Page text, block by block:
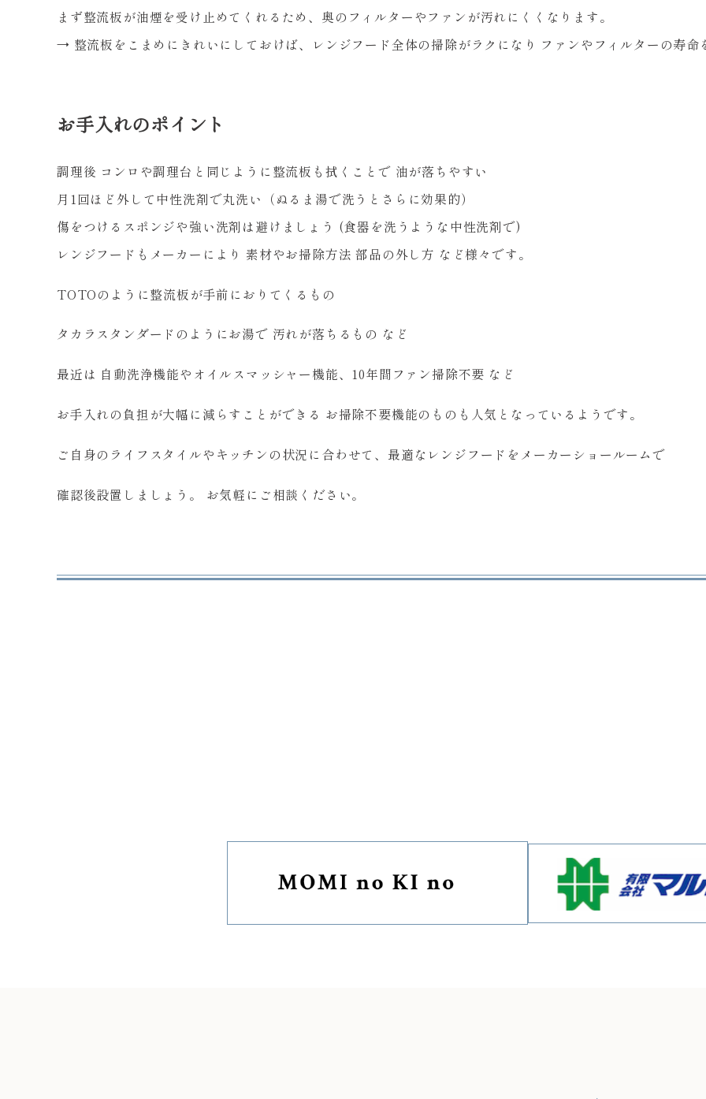
まず整流板が油煙を受け止めてくれるため、奥のフィルターやファンが汚れにくくなります。
→ 整流板をこまめにきれいにしておけば、レンジフード全体の掃除がラクになり ファンやフィルターの寿命
お手入れのポイント
調理後 コンロや調理台と同じように整流板も拭くことで 油が落ちやすい
月1回ほど外して中性洗剤で丸洗い（ぬるま湯で洗うとさらに効果的）
傷をつけるスポンジや強い洗剤は避けましょう (食器を洗うような中性洗剤で)
レンジフードもメーカーにより 素材やお掃除方法 部品の外し方 など様々です。
TOTOのように整流板が手前におりてくるもの
タカラスタンダードのようにお湯で 汚れが落ちるもの など
最近は 自動洗浄機能やオイルスマッシャー機能、10年間ファン掃除不要 など
お手入れの負担が大幅に減らすことができる お掃除不要機能のものも人気となっているようです。
ご自身のライフスタイルやキッチンの状況に合わせて、最適なレンジフードをメーカーショールームで
確認後設置しましょう。 お気軽にご相談ください。